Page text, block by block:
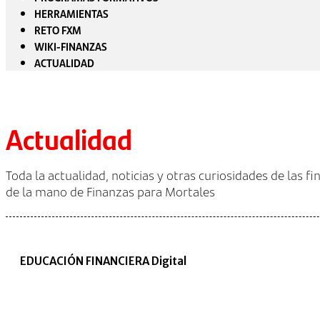
HERRAMIENTAS
RETO FXM
WIKI-FINANZAS
ACTUALIDAD
Actualidad
Toda la actualidad, noticias y otras curiosidades de las
de la mano de Finanzas para Mortales
EDUCACIÓN FINANCIERA Digital